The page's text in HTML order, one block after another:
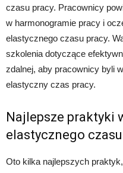
czasu pracy. Pracownicy
w harmonogramie pracy i
elastycznego czasu pracy.
szkolenia dotyczące
zdalnej, aby pracownicy byli
elastyczny czas pracy.
Najlepsze praktyki
elastycznego
Oto kilka najlepszych